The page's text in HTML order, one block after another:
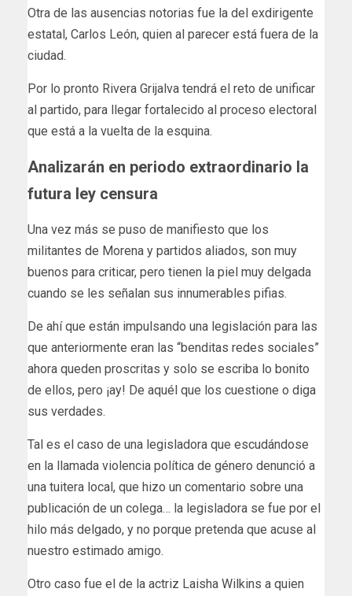
Otra de las ausencias notorias fue la del exdirigente
estatal, Carlos León, quien al parecer está fuera de la
ciudad.
Por lo pronto Rivera Grijalva tendrá el reto de unificar
al partido, para llegar fortalecido al proceso electoral
que está a la vuelta de la esquina.
Analizarán en periodo extraordinario la
futura ley censura
Una vez más se puso de manifiesto que los
militantes de Morena y partidos aliados, son muy
buenos para criticar, pero tienen la piel muy delgada
cuando se les señalan sus innumerables pifias.
De ahí que están impulsando una legislación para las
que anteriormente eran las “benditas redes sociales”
ahora queden proscritas y solo se escriba lo bonito
de ellos, pero ¡ay! De aquél que los cuestione o diga
sus verdades.
Tal es el caso de una legisladora que escudándose
en la llamada violencia política de género denunció a
una tuitera local, que hizo un comentario sobre una
publicación de un colega… la legisladora se fue por el
hilo más delgado, y no porque pretenda que acuse al
nuestro estimado amigo.
Otro caso fue el de la actriz Laisha Wilkins a quien